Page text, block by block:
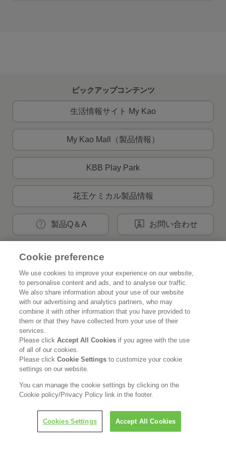
ピックアップコンテンツ
生活情報サイト My Kao
My Kao Mall（製品情報）
KBB Play Park
花王ケミカル製品情報
製品Q＆A お問い合わせ
Home 花王について
サステナビリティ イノベーション
ニュースルーム 採用情報
利用者情報の外部送信 ソーシャルメディアポリシー
Cookie preference
We use cookies to improve your experience on our website,
to personalise content and ads, and to analyse our traffic.
We also share information about your use of our website
with our advertising and analytics partners, who may
combine it with other information that you have provided to
them or that they have collected from your use of their
services.
Please clickAccept All Cookies if you agree with the use
of all of our cookies.
Please clickCookie Settingsto customize your cookie
settings on our website.
You can manage the cookie settings by clicking on the
Cookie policy/Privacy Policy link in the footer.
Cookies Settings Accept All Cookies